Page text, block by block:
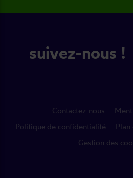
suivez-nous !
Contactez-nous
Politique de confidentialité
Gestion des